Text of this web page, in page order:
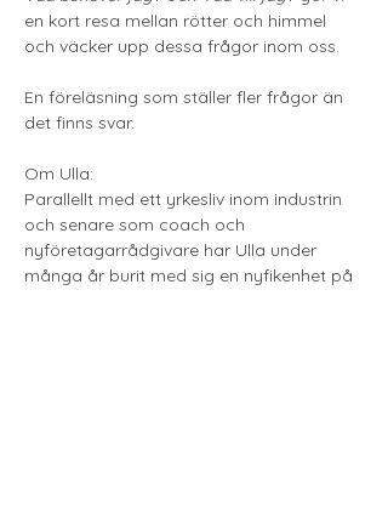
en kort resa mellan rötter och himmel
och väcker upp dessa frågor inom oss.
En föreläsning som ställer fler frågor än
det finns svar.
Om Ulla:
Parallellt med ett yrkesliv inom industrin
och senare som coach och
nyföretagarrådgivare har Ulla under
många år burit med sig en nyfikenhet på